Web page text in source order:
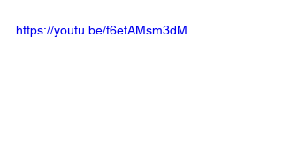
https://youtu.be/f6etAMsm3dM